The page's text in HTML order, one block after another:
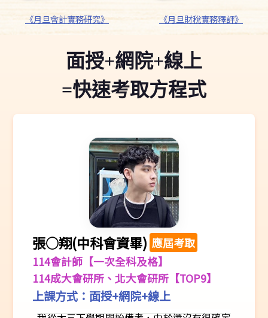
《月旦會計實務研究》 《月旦財稅實務釋評》
面授+網院+線上
=快速考取方程式
張○翔(中科會資畢) 應屆考取
114會計師【一次全科及格】
114成大會研所、北大會研所【TOP9】
上課方式：面授+網院+線上